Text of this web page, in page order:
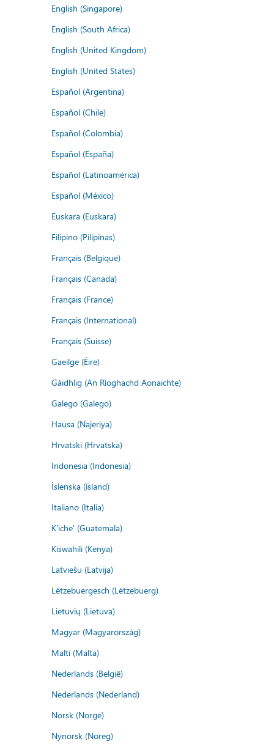
English (Singapore)
English (South Africa)
English (United Kingdom)
English (United States)
Español (Argentina)
Español (Chile)
Español (Colombia)
Español (España)
Español (Latinoamérica)
Español (México)
Euskara (Euskara)
Filipino (Pilipinas)
Français (Belgique)
Français (Canada)
Français (France)
Français (International)
Français (Suisse)
Gaeilge (Éire)
Gàidhlig (An Rìoghachd Aonaichte)
Galego (Galego)
Hausa (Najeriya)
Hrvatski (Hrvatska)
Indonesia (Indonesia)
Íslenska (ísland)
Italiano (Italia)
K'iche' (Guatemala)
Kiswahili (Kenya)
Latviešu (Latvija)
Lëtzebuergesch (Lëtzebuerg)
Lietuvių (Lietuva)
Magyar (Magyarország)
Malti (Malta)
Nederlands (België)
Nederlands (Nederland)
Norsk (Norge)
Nynorsk (Noreg)